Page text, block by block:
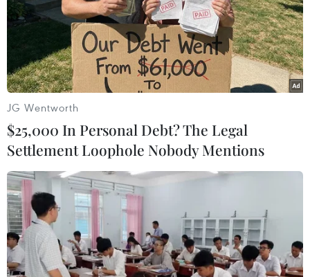
Ngài Gareth Ward, Đại sứ Vương Quốc Anh tại Việt Nam phát
biểu tại hội thảo. (Ảnh: Thanh Tùng/TTXVN)
JG Wentworth
$25,000 In Personal Debt? The Legal
Settlement Loophole Nobody Mentions